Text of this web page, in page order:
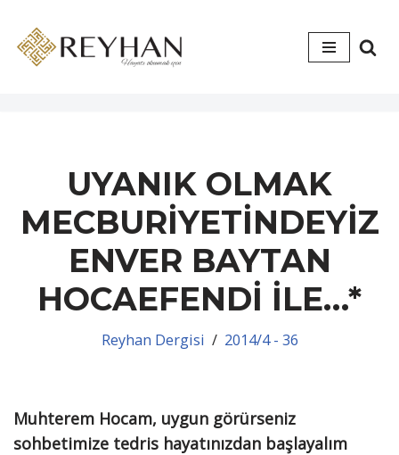
İçeriğe
UYANIK OLMAK
MECBURİYETİNDEYİZ
ENVER BAYTAN
HOCAEFENDİ İLE…*
Reyhan Dergisi 2014/4 - 36
Muhterem Hocam, uygun görürseniz
sohbetimize tedris hayatınızdan başlayalım